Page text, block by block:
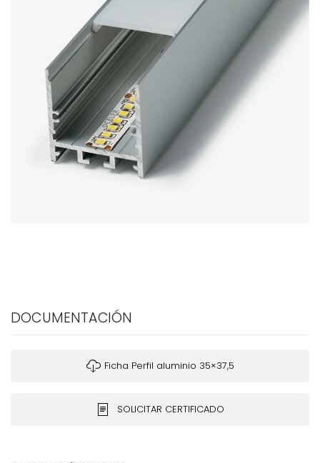
DOCUMENTACIÓN
Ficha Perfil aluminio 35×37,5
SOLICITAR CERTIFICADO